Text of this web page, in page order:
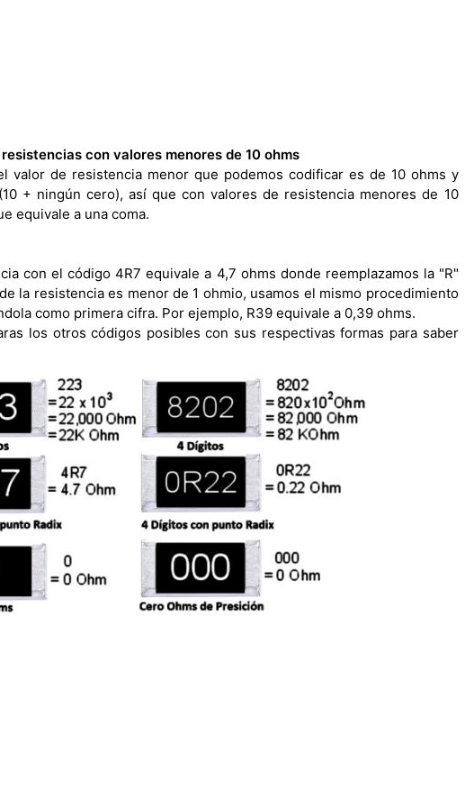
con valores menores de 10 ohms
valor de resistencia menor que podemos codificar es de 10 ohms y
+ ningún cero), así que con valores de resistencia menores de 10
equivale a una coma.
con el código 4R7 equivale a 4,7 ohms donde reemplazamos la "R"
la resistencia es menor de 1 ohmio, usamos el mismo procedimiento
como primera cifra. Por ejemplo, R39 equivale a 0,39 ohms.
los otros códigos posibles con sus respectivas formas para saber